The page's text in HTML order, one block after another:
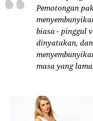
Pemotongan
biasa - pinggul
dinyatakan,
masa yang